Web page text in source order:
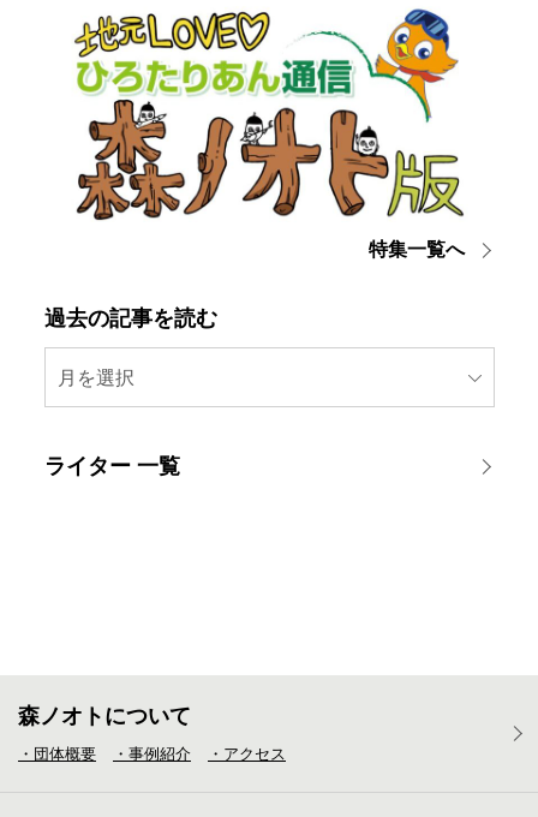
特集一覧へ
過去の記事を読む
月を選択
ライター 一覧
森ノオトについて
・団体概要 ・事例紹介 ・アクセス